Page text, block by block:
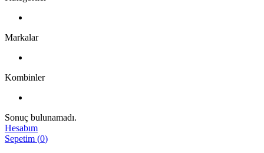
Markalar
Kombinler
Sonuç bulunamadı.
Hesabım
Sepetim (0)